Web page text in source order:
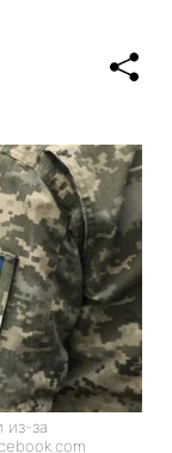
из-за